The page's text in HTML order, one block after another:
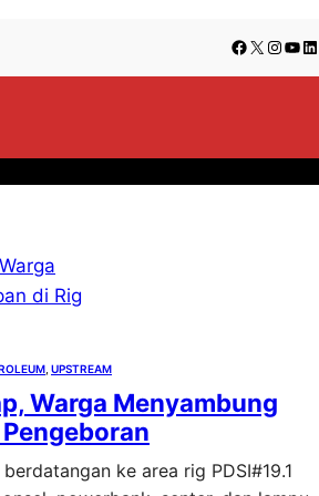
Facebook
X
UPSTREAM
Warga Menyambung
ke area rig PDSI#19.1